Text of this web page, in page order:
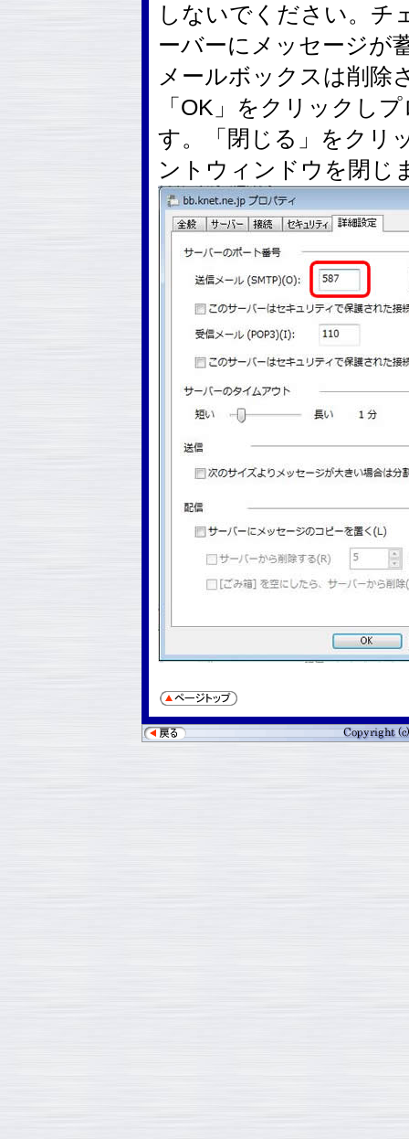
しないでください。チ
ーバーにメッセージが
メールボックスは削除
「OK」をクリックし
す。「閉じる」をクリ
ントウィンドウを閉じ